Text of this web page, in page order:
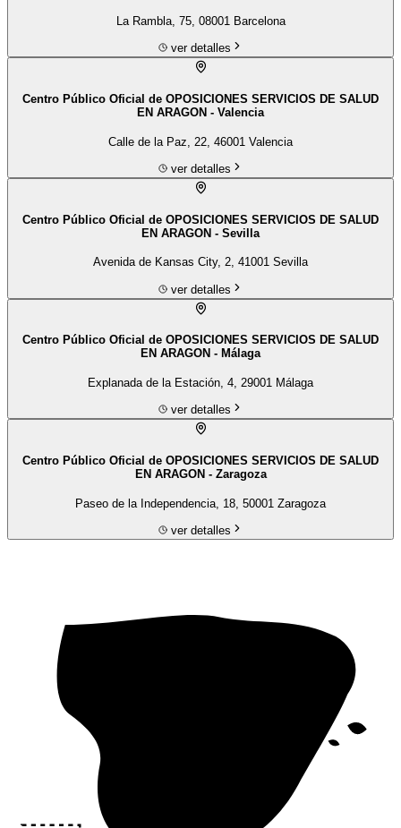
La Rambla, 75, 08001 Barcelona
ver detalles
Centro Público Oficial de OPOSICIONES SERVICIOS DE SALUD
EN ARAGON - Valencia
Calle de la Paz, 22, 46001 Valencia
ver detalles
Centro Público Oficial de OPOSICIONES SERVICIOS DE SALUD
EN ARAGON - Sevilla
Avenida de Kansas City, 2, 41001 Sevilla
ver detalles
Centro Público Oficial de OPOSICIONES SERVICIOS DE SALUD
EN ARAGON - Málaga
Explanada de la Estación, 4, 29001 Málaga
ver detalles
Centro Público Oficial de OPOSICIONES SERVICIOS DE SALUD
EN ARAGON - Zaragoza
Paseo de la Independencia, 18, 50001 Zaragoza
ver detalles